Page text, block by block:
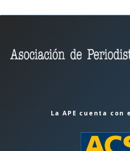
La APE cuenta con